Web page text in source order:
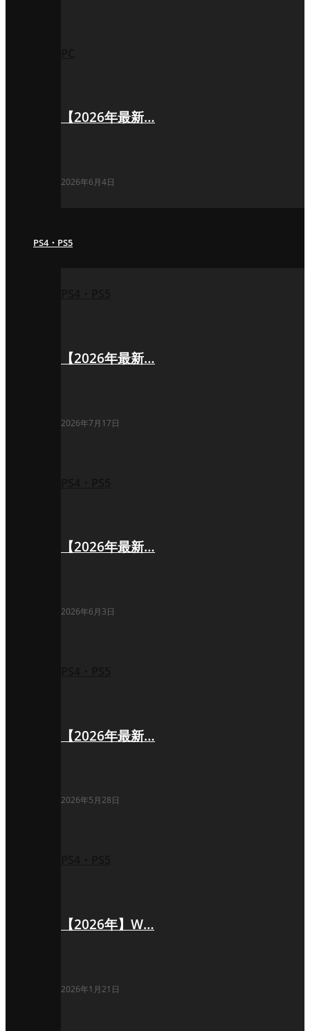
【2026年最新…
2026年6月4日
PS4・PS5
【2026年最新…
2026年7月17日
【2026年最新…
2026年6月3日
【2026年最新…
2026年5月28日
【2026年】W…
2026年1月21日